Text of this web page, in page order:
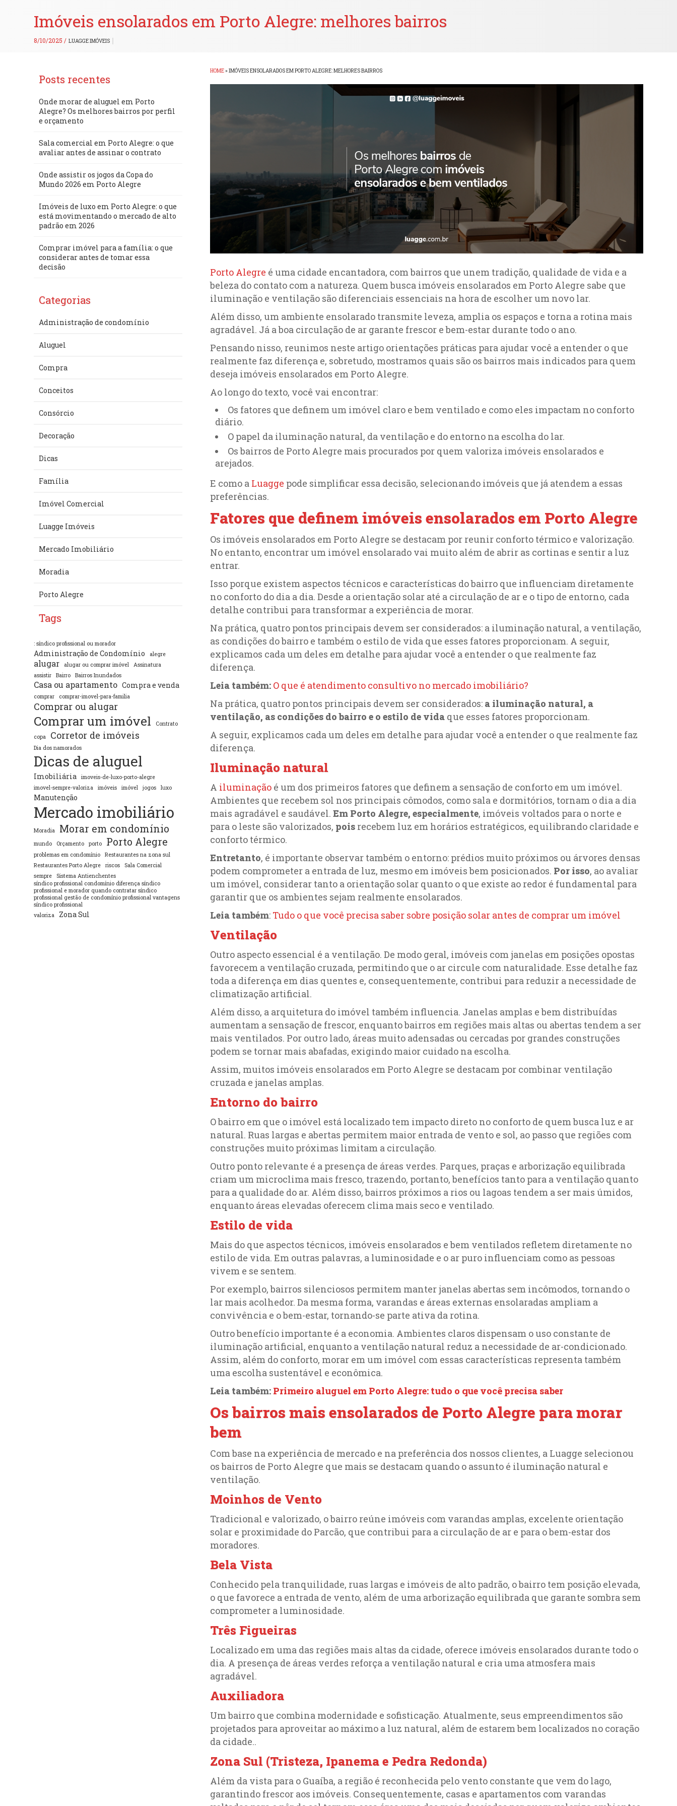
Imóveis ensolarados em Porto Alegre: melhores bairros
8/10/2025 / LUAGGE IMÓVEIS
HOME»IMÓVEIS ENSOLARADOS EM PORTO ALEGRE: MELHORES BAIRROS
Porto Alegre é uma cidade encantadora, com bairros que unem tradição, qualidade de vida e a
beleza do contato com a natureza. Quem busca imóveis ensolarados em Porto Alegre sabe que
iluminação e ventilação são diferenciais essenciais na hora de escolher um novo lar.
Além disso, um ambiente ensolarado transmite leveza, amplia os espaços e torna a rotina mais
agradável. Já a boa circulação de ar garante frescor e bem-estar durante todo o ano.
Pensando nisso, reunimos neste artigo orientações práticas para ajudar você a entender o que
realmente faz diferença e, sobretudo, mostramos quais são os bairros mais indicados para quem
deseja imóveis ensolarados em Porto Alegre.
Ao longo do texto, você vai encontrar:
Os fatores que definem um imóvel claro e bem ventilado e como eles impactam no conforto
diário.
O papel da iluminação natural, da ventilação e do entorno na escolha do lar.
Os bairros de Porto Alegre mais procurados por quem valoriza imóveis ensolarados e
arejados.
E como a Luagge pode simplificar essa decisão, selecionando imóveis que já atendem a essas
preferências.
Fatores que definem imóveis ensolarados em Porto Alegre
Os imóveis ensolarados em Porto Alegre se destacam por reunir conforto térmico e valorização.
No entanto, encontrar um imóvel ensolarado vai muito além de abrir as cortinas e sentir a luz
entrar.
Isso porque existem aspectos técnicos e características do bairro que influenciam diretamente
no conforto do dia a dia. Desde a orientação solar até a circulação de ar e o tipo de entorno, cada
detalhe contribui para transformar a experiência de morar.
Na prática, quatro pontos principais devem ser considerados: a iluminação natural, a ventilação,
as condições do bairro e também o estilo de vida que esses fatores proporcionam. A seguir,
explicamos cada um deles em detalhe para ajudar você a entender o que realmente faz
diferença.
Leia também: O que é atendimento consultivo no mercado imobiliário?
Na prática, quatro pontos principais devem ser considerados: a iluminação natural, a
ventilação, as condições do bairro e o estilo de vida que esses fatores proporcionam.
A seguir, explicamos cada um deles em detalhe para ajudar você a entender o que realmente faz
diferença.
Iluminação natural
A iluminação é um dos primeiros fatores que definem a sensação de conforto em um imóvel.
Ambientes que recebem sol nos principais cômodos, como sala e dormitórios, tornam o dia a dia
mais agradável e saudável.Em Porto Alegre, especialmente, imóveis voltados para o norte e
para o leste são valorizados, pois recebem luz em horários estratégicos, equilibrando claridade e
conforto térmico.
Entretanto, é importante observar também o entorno: prédios muito próximos ou árvores densas
podem comprometer a entrada de luz, mesmo em imóveis bem posicionados. Por isso, ao avaliar
um imóvel, considerar tanto a orientação solar quanto o que existe ao redor é fundamental para
garantir que os ambientes sejam realmente ensolarados.
Leia também: Tudo o que você precisa saber sobre posição solar antes de comprar um imóvel
Ventilação
Outro aspecto essencial é a ventilação. De modo geral, imóveis com janelas em posições opostas
favorecem a ventilação cruzada, permitindo que o ar circule com naturalidade. Esse detalhe faz
toda a diferença em dias quentes e, consequentemente, contribui para reduzir a necessidade de
climatização artificial.
Além disso, a arquitetura do imóvel também influencia. Janelas amplas e bem distribuídas
aumentam a sensação de frescor, enquanto bairros em regiões mais altas ou abertas tendem a ser
mais ventilados. Por outro lado, áreas muito adensadas ou cercadas por grandes construções
podem se tornar mais abafadas, exigindo maior cuidado na escolha.
Assim, muitos imóveis ensolarados em Porto Alegre se destacam por combinar ventilação
cruzada e janelas amplas.
Entorno do bairro
O bairro em que o imóvel está localizado tem impacto direto no conforto de quem busca luz e ar
natural. Ruas largas e abertas permitem maior entrada de vento e sol, ao passo que regiões com
construções muito próximas limitam a circulação.
Outro ponto relevante é a presença de áreas verdes. Parques, praças e arborização equilibrada
criam um microclima mais fresco, trazendo, portanto, benefícios tanto para a ventilação quanto
para a qualidade do ar. Além disso, bairros próximos a rios ou lagoas tendem a ser mais úmidos,
enquanto áreas elevadas oferecem clima mais seco e ventilado.
Estilo de vida
Mais do que aspectos técnicos, imóveis ensolarados e bem ventilados refletem diretamente no
estilo de vida. Em outras palavras, a luminosidade e o ar puro influenciam como as pessoas
vivem e se sentem.
Por exemplo, bairros silenciosos permitem manter janelas abertas sem incômodos, tornando o
lar mais acolhedor. Da mesma forma, varandas e áreas externas ensolaradas ampliam a
convivência e o bem-estar, tornando-se parte ativa da rotina.
Outro benefício importante é a economia. Ambientes claros dispensam o uso constante de
iluminação artificial, enquanto a ventilação natural reduz a necessidade de ar-condicionado.
Assim, além do conforto, morar em um imóvel com essas características representa também
uma escolha sustentável e econômica.
Leia também: Primeiro aluguel em Porto Alegre: tudo o que você precisa saber
Os bairros mais ensolarados de Porto Alegre para morar
bem
Com base na experiência de mercado e na preferência dos nossos clientes, a Luagge selecionou
os bairros de Porto Alegre que mais se destacam quando o assunto é iluminação natural e
ventilação.
Moinhos de Vento
Tradicional e valorizado, o bairro reúne imóveis com varandas amplas, excelente orientação
solar e proximidade do Parcão, que contribui para a circulação de ar e para o bem-estar dos
moradores.
Bela Vista
Conhecido pela tranquilidade, ruas largas e imóveis de alto padrão, o bairro tem posição elevada,
o que favorece a entrada de vento, além de uma arborização equilibrada que garante sombra sem
comprometer a luminosidade.
Três Figueiras
Localizado em uma das regiões mais altas da cidade, oferece imóveis ensolarados durante todo o
dia. A presença de áreas verdes reforça a ventilação natural e cria uma atmosfera mais
agradável.
Auxiliadora
Um bairro que combina modernidade e sofisticação. Atualmente, seus empreendimentos são
projetados para aproveitar ao máximo a luz natural, além de estarem bem localizados no coração
da cidade..
Zona Sul (Tristeza, Ipanema e Pedra Redonda)
Além da vista para o Guaíba, a região é reconhecida pelo vento constante que vem do lago,
garantindo frescor aos imóveis. Consequentemente, casas e apartamentos com varandas
Posts recentes
Onde morar de aluguel em Porto
Alegre? Os melhores bairros por perfil
e orçamento
Sala comercial em Porto Alegre: o que
avaliar antes de assinar o contrato
Onde assistir os jogos da Copa do
Mundo 2026 em Porto Alegre
Imóveis de luxo em Porto Alegre: o que
está movimentando o mercado de alto
padrão em 2026
Comprar imóvel para a família: o que
considerar antes de tomar essa
decisão
Categorias
Administração de condomínio
Aluguel
Compra
Conceitos
Consórcio
Decoração
Dicas
Família
Imóvel Comercial
Luagge Imóveis
Mercado Imobiliário
Moradia
Porto Alegre
Tags
: síndico profissional ou morador
Administração de Condomínio alegre
alugar alugar ou comprar imóvel
Assinatura
assistir
Bairro Bairros Inundados
Casa ou apartamento Compra e venda
comprar comprar-imovel-para-familia
Comprar ou alugar
Comprar um imóvel
Contrato
copa
Corretor de imóveis
Dia dos namorados
Dicas de aluguel
Imobiliária
imoveis-de-luxo-porto-alegre
imovel-sempre-valoriza
imóveis imóvel jogos luxo
Manutenção
Mercado imobiliário
Moradia Morar em condomínio
mundo Orçamento porto Porto Alegre
problemas em condomínio
Restaurantes na zona sul
Restaurantes Porto Alegre
riscos
Sala Comercial
sempre
Sistema Antienchentes
síndico profissional condomínio diferença síndico
profissional e morador quando contratar síndico
profissional gestão de condomínio profissional vantagens
síndico profissional
valoriza
Zona Sul